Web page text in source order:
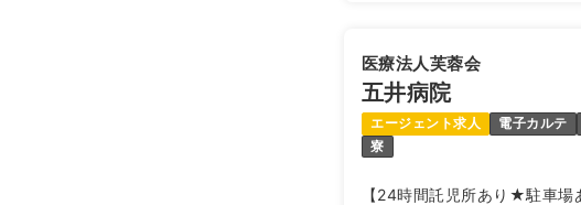
医療法人芙蓉会
五井病院
エージェント求人 電子カルテ
寮
【24時間託児所あり★駐車場